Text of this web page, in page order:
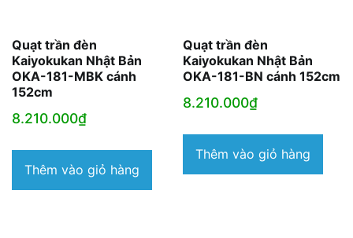
Quạt trần đèn
Kaiyokukan Nhật Bản
OKA-181-MBK cánh
152cm
8.210.000₫
Thêm vào giỏ hàng
Quạt trần đèn
Kaiyokukan Nhật Bản
OKA-181-BN cánh 152cm
8.210.000₫
Thêm vào giỏ hàng